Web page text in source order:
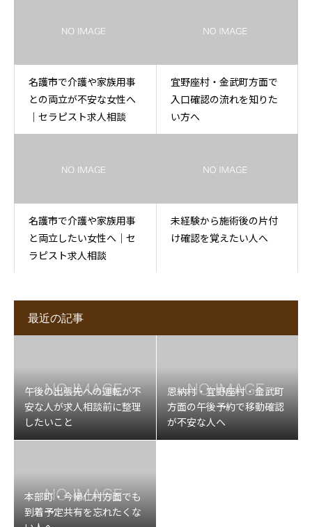
名護市で介護や家族用事
との両立が不安な女性へ
｜セラピスト求人相談
宜野座村・金武町方面で
入口確認の流れを知りた
い方へ
名護市で介護や家族用事
と両立したい女性へ｜セ
ラピスト求人相談
未経験から施術後の片付
け確認を覚えたい人へ
最近の記事
午後の出張先への運転が不
安な人が求人相談前に整理
したいこと
恩納村・宜野座村・金武町
方面の午後予約で移動確認
が不安な人へ
本部町・今帰仁村方面でも
到着予定共有を忘れたくな